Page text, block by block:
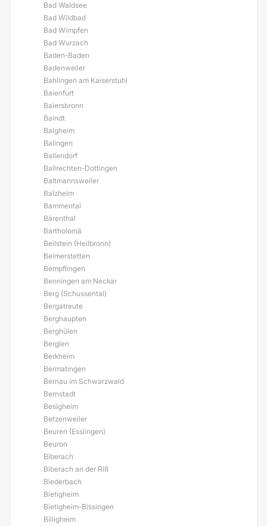
Bad Waldsee
Bad Wildbad
Bad Wimpfen
Bad Wurzach
Baden-Baden
Badenweiler
Bahlingen am Kaiserstuhl
Baienfurt
Baiersbronn
Baindt
Balgheim
Balingen
Ballendorf
Ballrechten-Dottingen
Baltmannsweiler
Balzheim
Bammental
Bärenthal
Bartholomä
Beilstein (Heilbronn)
Beimerstetten
Bempflingen
Benningen am Neckar
Berg (Schussental)
Bergatreute
Berghaupten
Berghülen
Berglen
Berkheim
Bermatingen
Bernau im Schwarzwald
Bernstadt
Besigheim
Betzenweiler
Beuren (Esslingen)
Beuron
Biberach
Biberach an der Riß
Biederbach
Bietigheim
Bietigheim-Bissingen
Billigheim